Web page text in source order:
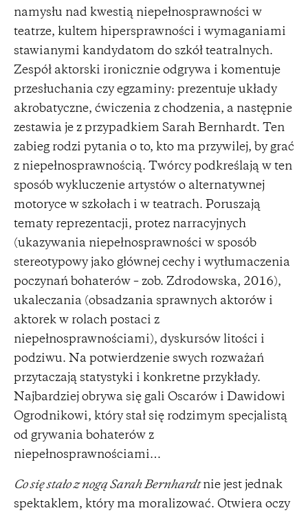
namysłu nad kwestią niepełnosprawności w
teatrze, kultem hipersprawności i wymaganiami
stawianymi kandydatom do szkół teatralnych.
Zespół aktorski ironicznie odgrywa i komentuje
przesłuchania czy egzaminy: prezentuje układy
akrobatyczne, ćwiczenia z chodzenia, a następnie
zestawia je z przypadkiem Sarah Bernhardt. Ten
zabieg rodzi pytania o to, kto ma przywilej, by grać
z niepełnosprawnością. Twórcy podkreślają w ten
sposób wykluczenie artystów o alternatywnej
motoryce w szkołach i w teatrach. Poruszają
tematy reprezentacji, protez narracyjnych
(ukazywania niepełnosprawności w sposób
stereotypowy jako głównej cechy i wytłumaczenia
poczynań bohaterów – zob. Zdrodowska, 2016),
ukaleczania (obsadzania sprawnych aktorów i
aktorek w rolach postaci z
niepełnosprawnościami), dyskursów litości i
podziwu. Na potwierdzenie swych rozważań
przytaczają statystyki i konkretne przykłady.
Najbardziej obrywa się gali Oscarów i Dawidowi
Ogrodnikowi, który stał się rodzimym specjalistą
od grywania bohaterów z
niepełnosprawnościami…
Co się stało z nogą Sarah Bernhardtnie jest jednak
spektaklem, który ma moralizować. Otwiera oczy